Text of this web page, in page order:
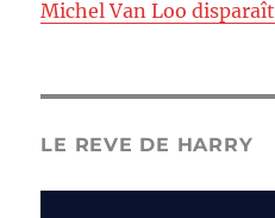
Michel Van Loo disparaît
LE REVE DE HARRY